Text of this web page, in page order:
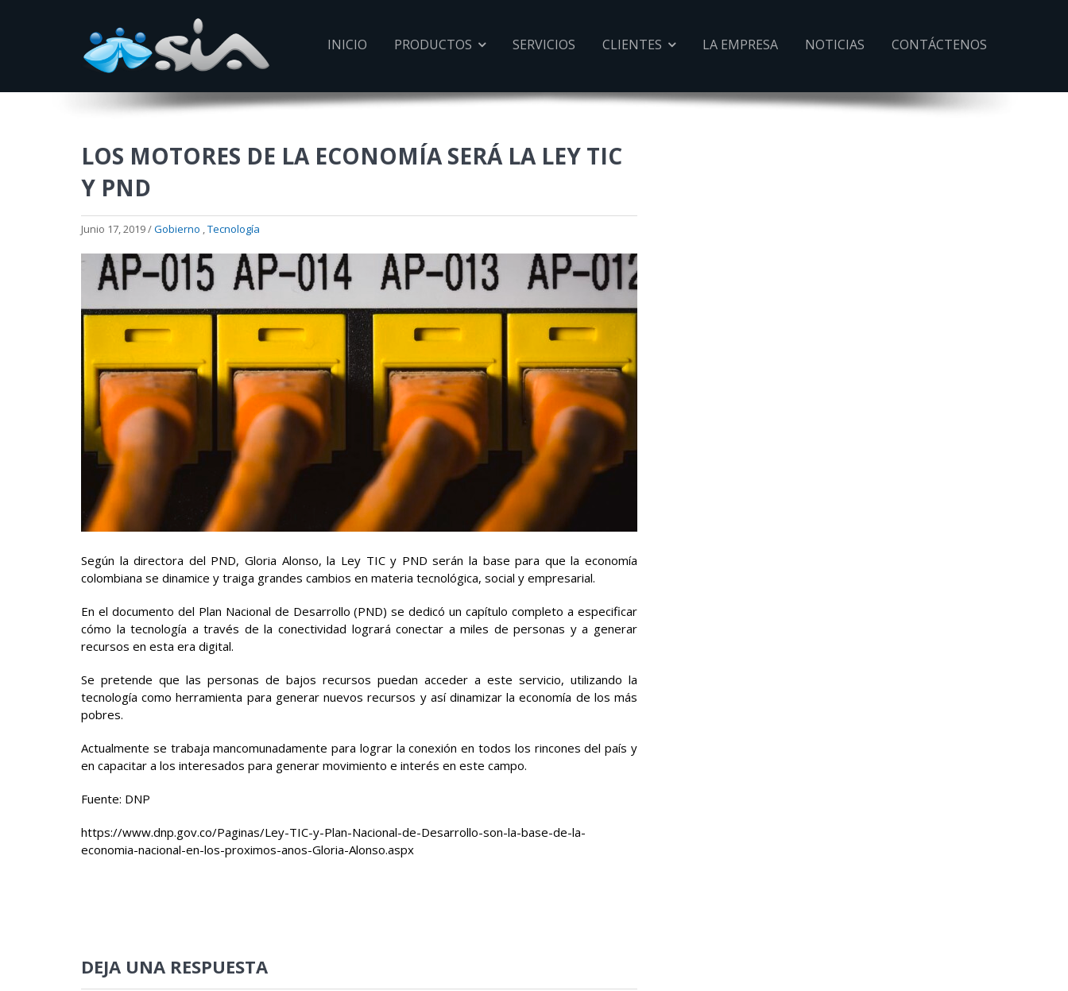
INICIO PRODUCTOS  SERVICIOS CLIENTES  LA EMPRESA NOTICIAS CONTÁCTENOS
LOS MOTORES DE LA ECONOMÍA SERÁ LA LEY TIC
Y PND
Junio 17, 2019 /Gobierno ,Tecnología
Según la directora del PND, Gloria Alonso, la Ley TIC y PND serán la base para que la economía
colombiana se dinamice y traiga grandes cambios en materia tecnológica, social y empresarial.
En el documento del Plan Nacional de Desarrollo (PND) se dedicó un capítulo completo a especificar
cómo la tecnología a través de la conectividad logrará conectar a miles de personas y a generar
recursos en esta era digital.
Se pretende que las personas de bajos recursos puedan acceder a este servicio, utilizando la
tecnología como herramienta para generar nuevos recursos y así dinamizar la economía de los más
pobres.
Actualmente se trabaja mancomunadamente para lograr la conexión en todos los rincones del país y
en capacitar a los interesados para generar movimiento e interés en este campo.
Fuente: DNP
https://www.dnp.gov.co/Paginas/Ley-TIC-y-Plan-Nacional-de-Desarrollo-son-la-base-de-la-
economia-nacional-en-los-proximos-anos-Gloria-Alonso.aspx
DEJA UNA RESPUESTA